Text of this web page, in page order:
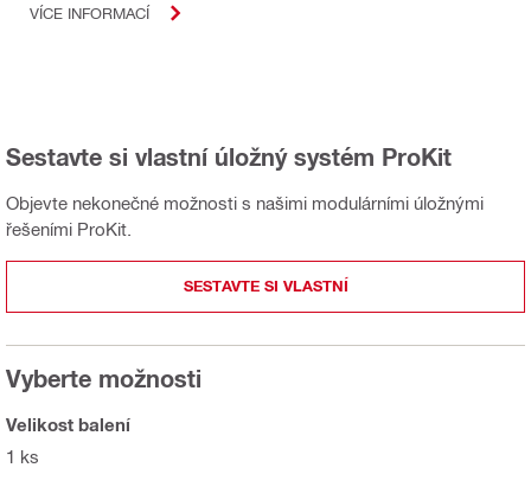
VÍCE INFORMACÍ
Sestavte si vlastní úložný systém ProKit
Objevte nekonečné možnosti s našimi modulárními úložnými
řešeními ProKit.
SESTAVTE SI VLASTNÍ
Vyberte možnosti
Velikost balení
1 ks